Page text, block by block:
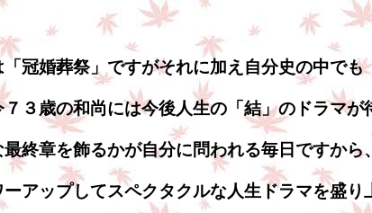
冠婚葬祭」ですがそれに加え自分史の中でも
３歳の和尚には今後人生の「結」のドラマが
終章を飾るかが自分に問われる毎日ですから
アップしてスペクタクルな人生ドラマを盛り